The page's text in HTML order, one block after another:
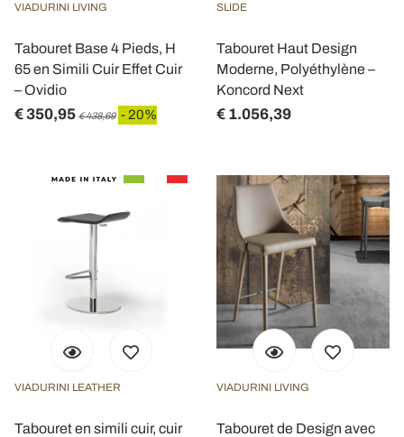
VIADURINI LIVING
Tabouret Base 4 Pieds, H
65 en Simili Cuir Effet Cuir
– Ovidio
€ 350,95 € 438,69 - 20%
SLIDE
Tabouret Haut Design
Moderne, Polyéthylène –
Koncord Next
€ 1.056,39
VIADURINI LEATHER
Tabouret en simili cuir, cuir
VIADURINI LIVING
Tabouret de Design avec